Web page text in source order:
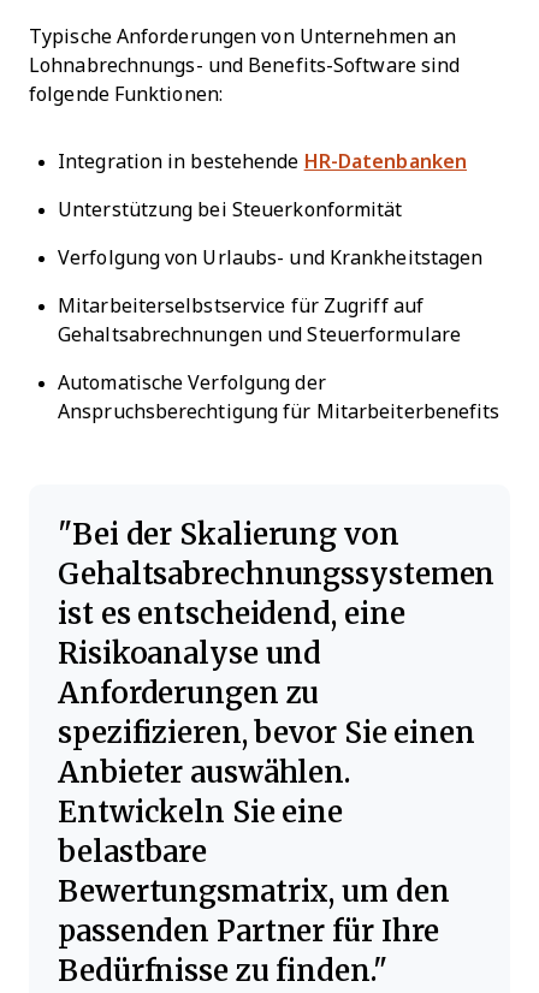
Typische Anforderungen von Unternehmen an
Lohnabrechnungs- und Benefits-Software sind
folgende Funktionen:
Integration in bestehende HR-Datenbanken
Unterstützung bei Steuerkonformität
Verfolgung von Urlaubs- und Krankheitstagen
Mitarbeiterselbstservice für Zugriff auf
Gehaltsabrechnungen und Steuerformulare
Automatische Verfolgung der
Anspruchsberechtigung für Mitarbeiterbenefits
Bei der Skalierung von
Gehaltsabrechnungssystemen
ist es entscheidend, eine
Risikoanalyse und
Anforderungen zu
spezifizieren, bevor Sie einen
Anbieter auswählen.
Entwickeln Sie eine
belastbare
Bewertungsmatrix, um den
passenden Partner für Ihre
Bedürfnisse zu finden.